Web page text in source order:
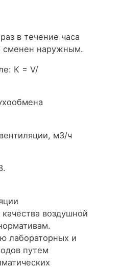
в течение часа
сменен наружным.
К = V/
м3/ч
воздушной
лабораторных и
путем